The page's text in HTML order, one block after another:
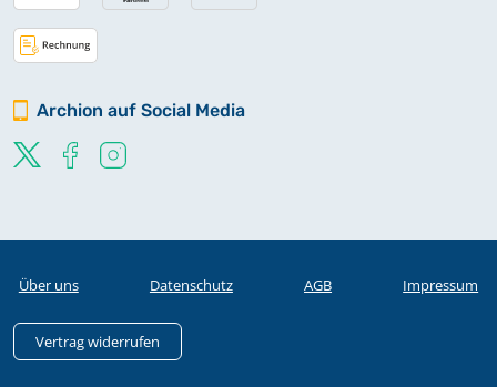
Archion auf Social Media
Über uns Datenschutz AGB Impressum
Vertrag widerrufen